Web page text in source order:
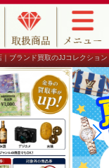
ブランド買取のJJコレクション